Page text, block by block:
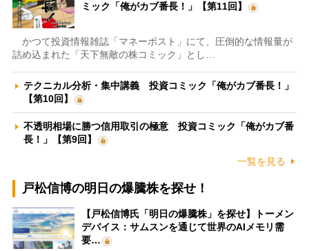
ミック「俺がカブ番長！」【第11回】
かつて投資情報雑誌「マネーポスト」にて、圧倒的な情報量が
詰め込まれた「天下無敵の株コミック」とし…
テクニカル分析・集中講義 投資コミック「俺がカブ番長！」
【第10回】
不透明相場に勝つ信用取引の極意 投資コミック「俺がカブ番
長！」【第9回】
一覧を見る
戸松信博の明日の爆騰株を探せ！
【戸松信博氏「明日の爆騰株」を探せ】トーメン
デバイス：サムスンを通じて世界のAIメモリ需
要…